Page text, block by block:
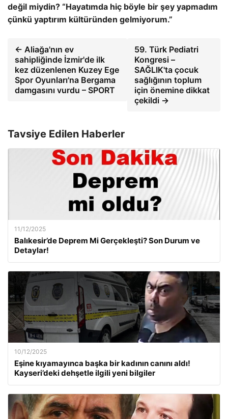
değil miydin? “Hayatımda hiç böyle bir şey yapmadım
çünkü yaptırım kültüründen gelmiyorum.”
← Aliağa'nın ev
sahipliğinde İzmir'de ilk
kez düzenlenen Kuzey Ege
Spor Oyunları'na Bergama
damgasını vurdu – SPORT
59. Türk Pediatri
Kongresi –
SAĞLIK'ta çocuk
sağlığının toplum
için önemine dikkat
çekildi →
Tavsiye Edilen Haberler
11/12/2025
Balıkesir’de Deprem Mi Gerçekleşti? Son Durum ve
Detaylar!
10/12/2025
Eşine kıyamayınca başka bir kadının canını aldı!
Kayseri’deki dehşetle ilgili yeni bilgiler